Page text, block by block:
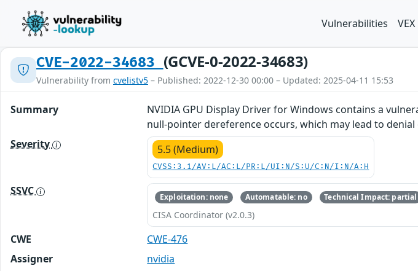
Vulnerabilities VEX
CVE-2022-34683 (GCVE-0-2022-34683)
Vulnerability from cvelistv5 – Published: 2022-12-30 00:00 – Updated: 2025-04-11 15:53
Summary
NVIDIA GPU Display Driver for Windows contains a
null-pointer dereference occurs, which may lead to denial
Severity
5.5 (Medium)
CVSS:3.1/AV:L/AC:L/PR:L/UI:N/S:U/C:N/I:N/A:H
SSVC Exploitation: none Automatable: no Technical Impact: partial
CISA Coordinator (v2.0.3)
CWE
CWE-476
Assigner
nvidia